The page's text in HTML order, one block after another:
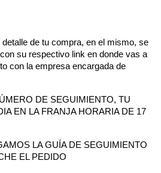
de tu compra, en el mismo, se
su respectivo link en donde vas a
con la empresa encargada de
DE SEGUIMIENTO, TU
EN LA FRANJA HORARIA DE 17
LA GUÍA DE SEGUIMIENTO
EL PEDIDO